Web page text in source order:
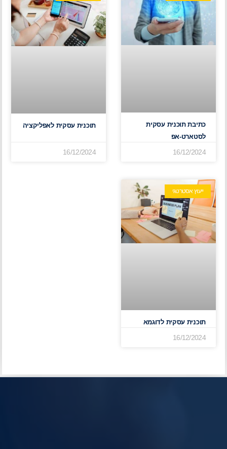
כתיבת תוכנית עסקית
לסטארט-אפ
16/12/2024
תוכנית עסקית לאפליקציה
16/12/2024
ייעוץ אסטרטגי
תוכנית עסקית לדוגמא
16/12/2024